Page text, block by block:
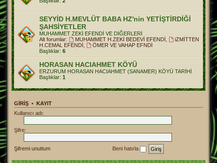
SEYYİD H.MEVLÜT BABA HZ'nin YETİŞTİRDİĞİ
ŞAHSİYETLER
MUHAMMET ZEKİ EFENDİ VE DİĞERLERİ
Alt forumlar:
MUHAMMET H.ZEKİ BEDEVİ EFENDİ
iZMİTTEN
H.CEMAL EFENDİ
ÖMER VE VAHAP EFNDİ
Başlıklar: 6
HORASAN HACIAHMET KÖYÜ
ERZURUM HORASAN HACIAHMET (SANAMER) KÖYÜ TARİHİ
Başlıklar: 1
GIRIŞ • KAYIT
Kullanıcı adı:
Şifre:
Şifremi unuttum Beni hatırla